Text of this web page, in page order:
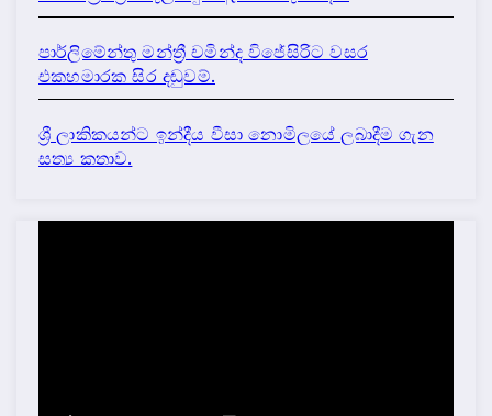
පාර්ලිමේන්තු මන්ත්‍රී චමින්ද විජේසිරිට වසර
එකහමාරක සිර දඬුවම්.
ශ්‍රී ලාකිකයන්ට ඉන්දීය වීසා නොමිලයේ ලබාදීම ගැන
සත්‍ය කතාව.